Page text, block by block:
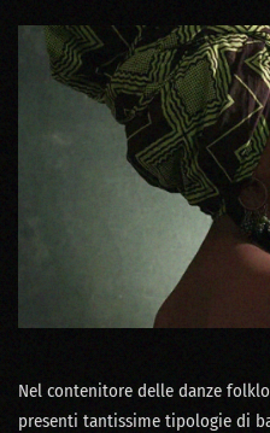
Nel contenitore delle danze
presenti tantissime tipologie di